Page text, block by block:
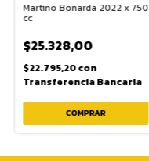
Martino Bonarda 2022 x 750
cc
$25.328,00
$22.795,20con
Transferencia Bancaria